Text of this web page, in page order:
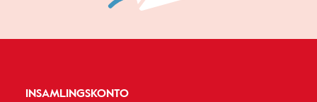
INSAMLINGSKONTO